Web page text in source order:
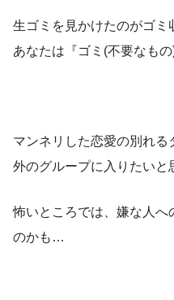
生ゴミを見かけたのがゴミ
あなたは『ゴミ(不要なも
マンネリした恋愛の別れる
外のグループに入りたいと
怖いところでは、嫌な人へ
のかも…